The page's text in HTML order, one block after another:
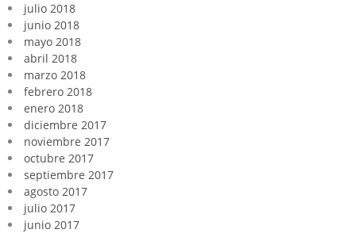
julio 2018
junio 2018
mayo 2018
abril 2018
marzo 2018
febrero 2018
enero 2018
diciembre 2017
noviembre 2017
octubre 2017
septiembre 2017
agosto 2017
julio 2017
junio 2017